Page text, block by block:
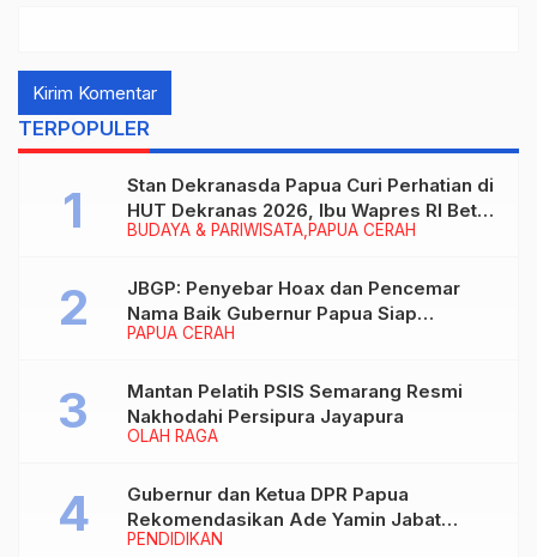
TERPOPULER
BUDAYA & PARIWISATA PAPUA CERAH
Stan Dekranasda Papua Curi Perhatian di
HUT Dekranas 2026, Ibu Wapres RI Betah
Menikmati Karya Perajin
PAPUA CERAH
JBGP: Penyebar Hoax dan Pencemar
Nama Baik Gubernur Papua Siap
Berhadapan dengan Hukum!
OLAH RAGA
Mantan Pelatih PSIS Semarang Resmi
Nakhodahi Persipura Jayapura
PENDIDIKAN
Gubernur dan Ketua DPR Papua
Rekomendasikan Ade Yamin Jabat
Rektor IAIN Fattahul Muluk Papua